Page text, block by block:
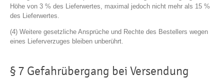
Höhe von 3 % des Lieferwertes, maximal jedoch nicht mehr als 15 %
des Lieferwertes.
(4) Weitere gesetzliche Ansprüche und Rechte des Bestellers wegen
eines Lieferverzuges bleiben unberührt.
§ 7 Gefahrübergang bei Versendung